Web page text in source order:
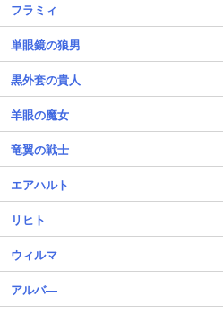
フラミィ
単眼鏡の狼男
黒外套の貴人
羊眼の魔女
竜翼の戦士
エアハルト
リヒト
ウィルマ
アルバ―